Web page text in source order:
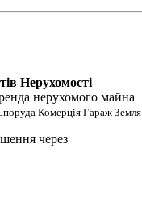
Нерухомості
нерухомого майна
Комерція Гараж Земля
через